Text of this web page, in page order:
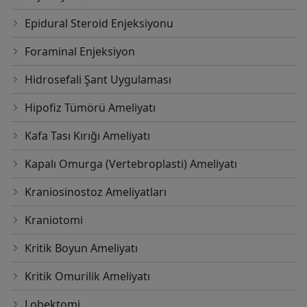
Epidural Steroid Enjeksiyonu
Foraminal Enjeksiyon
Hidrosefali Şant Uygulaması
Hipofiz Tümörü Ameliyatı
Kafa Tası Kırığı Ameliyatı
Kapalı Omurga (Vertebroplasti) Ameliyatı
Kraniosinostoz Ameliyatları
Kraniotomi
Kritik Boyun Ameliyatı
Kritik Omurilik Ameliyatı